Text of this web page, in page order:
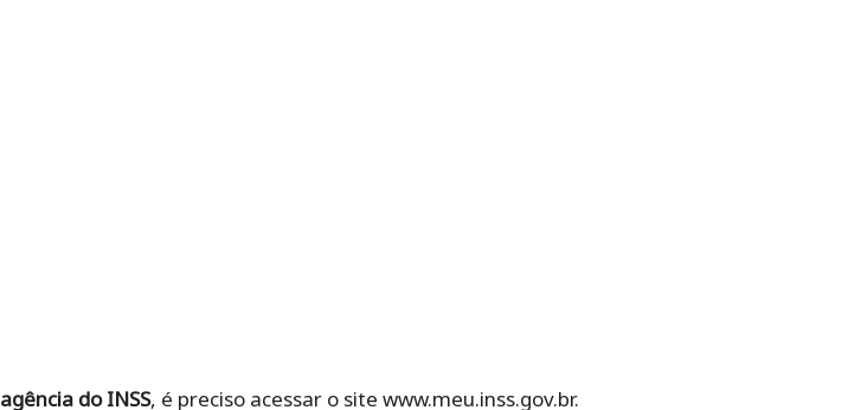
agência do INSS, é preciso acessar o site www.meu.inss.gov.br.